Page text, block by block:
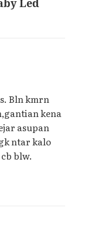
Led
Bln kmrn
kena
asupan
ntar kalo
blw.